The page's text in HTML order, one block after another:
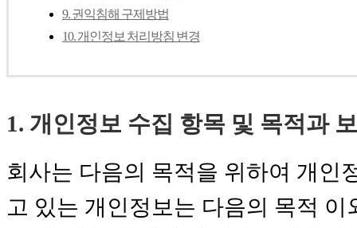
9. 권익침해 구제방법
10. 개인정보 처리방침 변경
1. 개인정보 수집 항목 및 목적과
회사는 다음의 목적을 위하여 개인
고 있는 개인정보는 다음의 목적